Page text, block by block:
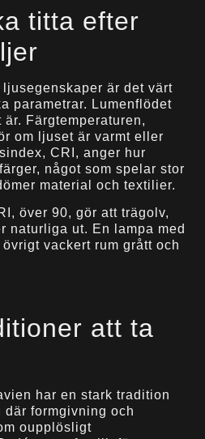
titta efter
är det värt
parametrar. Lumenflödet
Färgtemperaturen,
om ljuset är varmt eller
CRI, anger hur
något som spelar stor
material och textilier.
över 90, gör att trägolv,
naturliga ut. En lampa med
vackert rum grått och
att ta
har en stark tradition
formgivning och
oupplösligt